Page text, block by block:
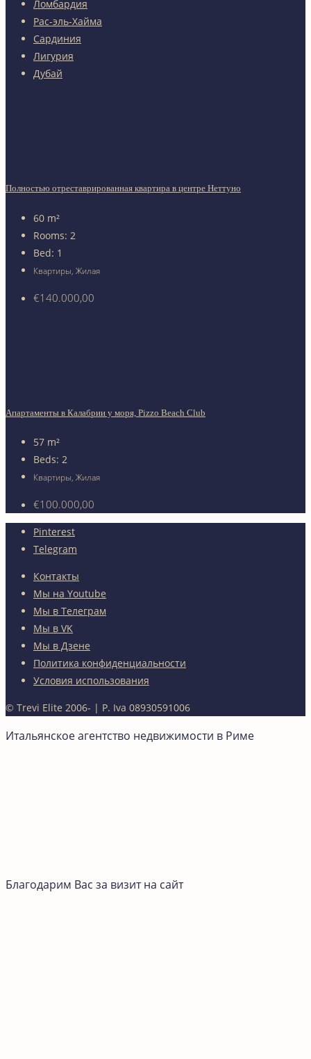
Ломбардия
Рас-эль-Хайма
Сардиния
Лигурия
Дубай
Полностью отреставрированная квартира в центре Неттуно
60 m²
Rooms: 2
Bed: 1
Квартиры, Жилая
€140.000,00
Апартаменты в Калабрии у моря, Pizzo Beach Club
57 m²
Beds: 2
Квартиры, Жилая
€100.000,00
Pinterest
Telegram
Контакты
Мы на Youtube
Мы в Телеграм
Мы в VK
Мы в Дзене
Политика конфиденциальности
Условия использования
© Trevi Elite 2006- | P. Iva 08930591006
Итальянское агентство недвижимости в Риме
Благодарим Вас за визит на сайт